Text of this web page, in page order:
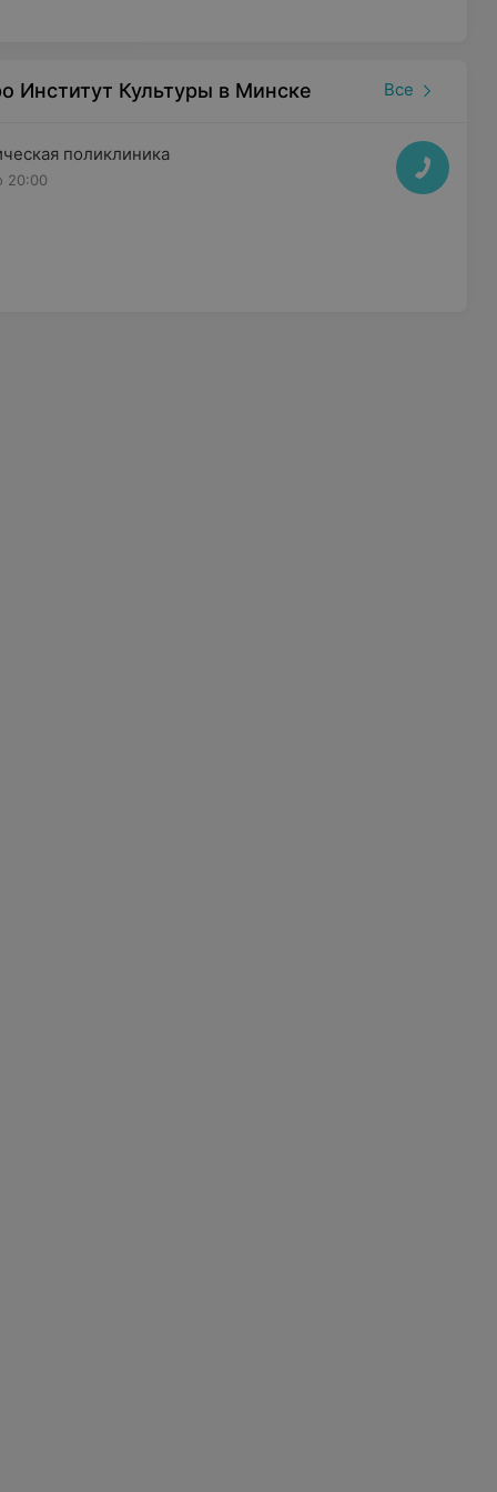
Институт Культуры в Минске Все
поликлиника
20:00